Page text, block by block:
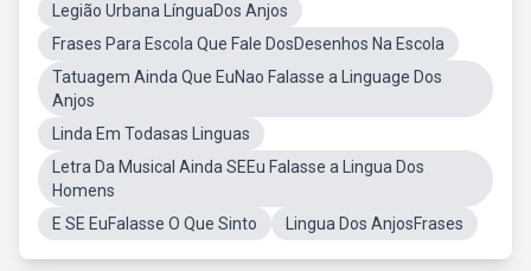
Legião Urbana LínguaDos Anjos
Frases Para Escola Que Fale DosDesenhos Na Escola
Tatuagem Ainda Que EuNao Falasse a Linguage Dos
Anjos
Linda Em Todasas Linguas
Letra Da Musical Ainda SEEu Falasse a Lingua Dos
Homens
E SE EuFalasse O Que Sinto
Lingua Dos AnjosFrases